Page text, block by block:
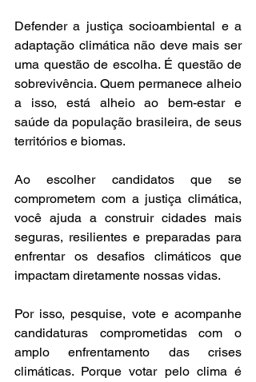
Defender a justiça socioambiental e a
adaptação climática não deve mais ser
uma questão de escolha. É questão de
sobrevivência. Quem permanece alheio
a isso, está alheio ao bem-estar e
saúde da população brasileira, de seus
territórios e biomas.
Ao escolher candidatos que se
comprometem com a justiça climática,
você ajuda a construir cidades mais
seguras, resilientes e preparadas para
enfrentar os desafios climáticos que
impactam diretamente nossas vidas.
Por isso, pesquise, vote e acompanhe
candidaturas comprometidas com o
amplo enfrentamento das crises
climáticas. Porque votar pelo clima é